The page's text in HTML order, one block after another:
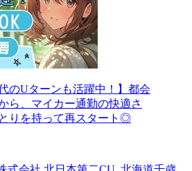
代のUターンも活躍中！】都会
ら、マイカー通勤の快適さ
りを持って再スタート◎